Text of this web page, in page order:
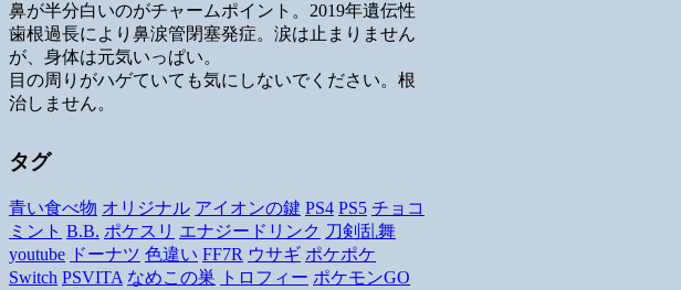
鼻が半分白いのがチャームポイント。2019年遺伝性
歯根過長により鼻涙管閉塞発症。涙は止まりません
が、身体は元気いっぱい。
目の周りがハゲていても気にしないでください。根
治しません。
タグ
青い食べ物 オリジナル アイオンの鍵 PS4 PS5 チョコ
ミント B.B. ポケスリ エナジードリンク 刀剣乱舞
youtube ドーナツ 色違い FF7R ウサギ ポケポケ
Switch PSVITA なめこの巣 トロフィー ポケモンGO